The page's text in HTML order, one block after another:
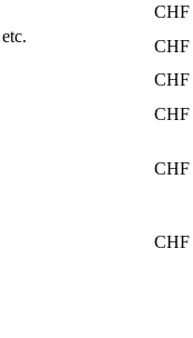
CHF
CHF
CHF
CHF
CHF
CHF